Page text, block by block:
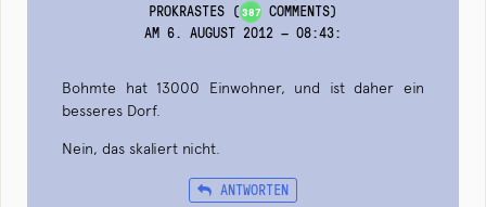
PROKRASTES (387COMMENTS)
AM 6. AUGUST 2012 — 08:43:
Bohmte hat 13000 Einwohner, und ist daher ein
besseres Dorf.
Nein, das skaliert nicht.
ANTWORTEN